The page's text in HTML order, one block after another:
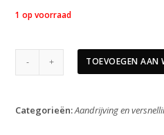
1 op voorraad
Naamplaatje
6800
TOEVOEGEN AAN
Categorieën:Aandrijving en